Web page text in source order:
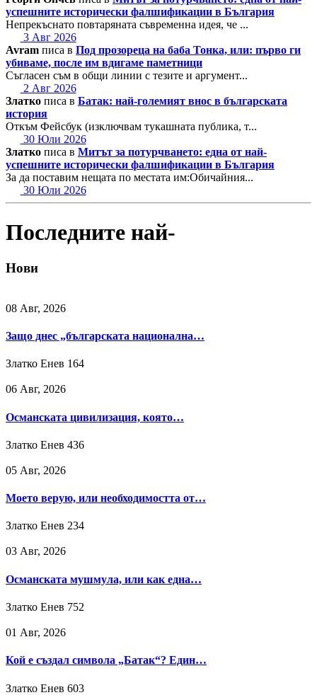
успешните исторически фалшификации в България
Непрекъснато повтаряната съвременна идея, че ...
3 Авг 2026
Avram писа в Под прозореца на баба Тонка, или: първо ги
убиваме, после им вдигаме паметници
Съгласен съм в общи линии с тезите и аргумент...
2 Авг 2026
Златко писа в Батак: най-големият внос в българската
история
Откъм Фейсбук (изключвам тукашната публика, т...
30 Юли 2026
Златко писа в Митът за потурчването: една от най-
успешните исторически фалшификации в България
За да поставим нещата по местата им:Обичайния...
30 Юли 2026
Последните най-
Нови
08 Авг, 2026
Защо днес „българската национална…
Златко Енев 164
06 Авг, 2026
Османската цивилизация, която…
Златко Енев 436
05 Авг, 2026
Моето верую, или необходимостта от…
Златко Енев 234
03 Авг, 2026
Османската мушмула, или как една…
Златко Енев 752
01 Авг, 2026
Кой е създал символа „Батак“? Един…
Златко Енев 603